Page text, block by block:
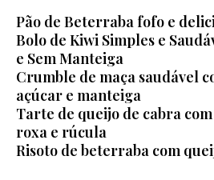
Pão de Beterraba fofo e
Bolo de Kiwi Simples e
e Sem Manteiga
Crumble de maça saudável
açúcar e manteiga
Tarte de queijo de cabra
roxa e rúcula
Risoto de beterraba com